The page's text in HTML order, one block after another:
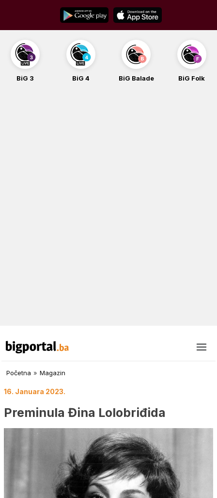
content
BiG 3 BiG 4 BiG Balade BiG Folk
Početna » Magazin
16. Januara 2023.
Preminula Đina Lolobriđida